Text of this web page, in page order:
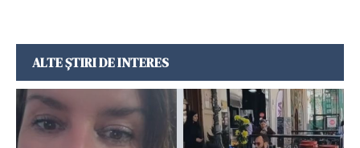
ALTE ȘTIRI DE INTERES